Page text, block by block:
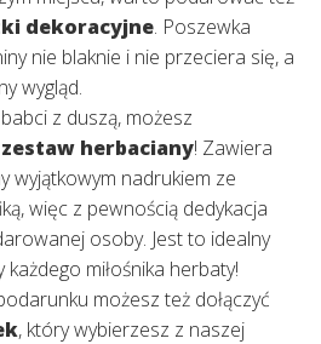
dekoracyjne. Poszewka
nie blaknie i nie przeciera się, a
wygląd.
z duszą, możesz
zestaw herbaciany! Zawiera
wyjątkowym nadrukiem ze
więc z pewnością dedykacja
osoby. Jest to idealny
miłośnika herbaty!
możesz też dołączyć
, który wybierzesz z naszej